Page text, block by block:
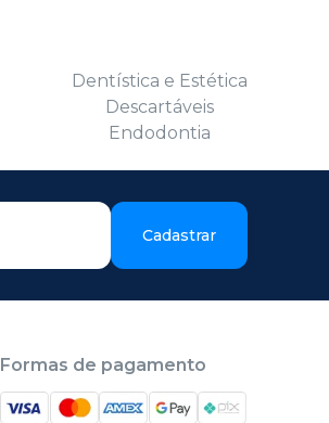
Dentística e Estética
Descartáveis
Endodontia
Cadastrar
Formas de pagamento